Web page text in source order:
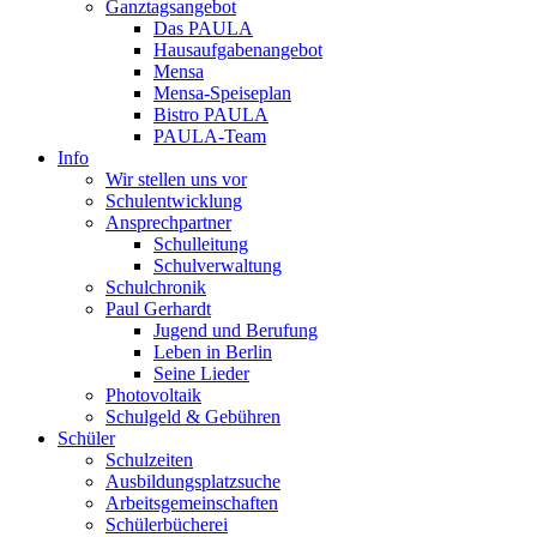
Ganztagsangebot
Das PAULA
Hausaufgabenangebot
Mensa
Mensa-Speiseplan
Bistro PAULA
PAULA-Team
Info
Wir stellen uns vor
Schulentwicklung
Ansprechpartner
Schulleitung
Schulverwaltung
Schulchronik
Paul Gerhardt
Jugend und Berufung
Leben in Berlin
Seine Lieder
Photovoltaik
Schulgeld & Gebühren
Schüler
Schulzeiten
Ausbildungsplatzsuche
Arbeitsgemeinschaften
Schülerbücherei